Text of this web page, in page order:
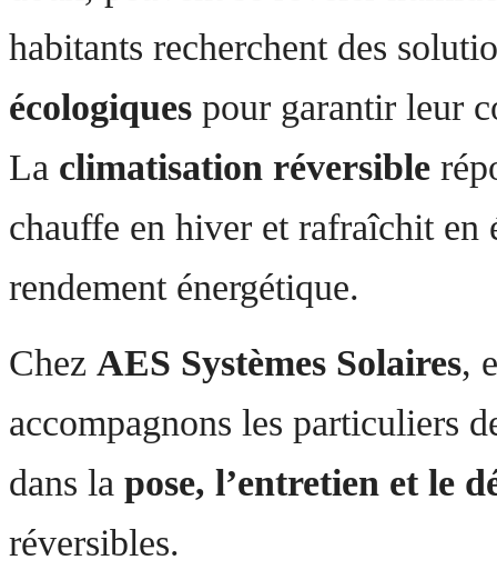
habitants recherchent des
écologiques pour garantir leur
La climatisation réversible
chauffe en hiver et rafraîchit
rendement énergétique.
Chez AES Systèmes Solaires,
accompagnons les particuliers
dans la pose, l’entretien et le
réversibles.